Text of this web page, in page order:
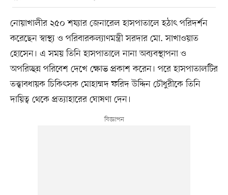
নোয়াখালীর ২৫০ শয্যার জেনারেল হাসপাতালে হঠাৎ পরিদর্শন
করেছেন স্বাস্থ্য ও পরিবারকল্যাণমন্ত্রী সরদার মো. সাখাওয়াত
হোসেন। এ সময় তিনি হাসপাতালে নানা অব্যবস্থাপনা ও
অপরিচ্ছন্ন পরিবেশ দেখে ক্ষোভ প্রকাশ করেন। পরে হাসপাতালটির
তত্ত্বাবধায়ক চিকিৎসক মোহাম্মদ ফরিদ উদ্দিন চৌধুরীকে তিনি
দায়িত্ব থেকে প্রত্যাহারের ঘোষণা দেন।